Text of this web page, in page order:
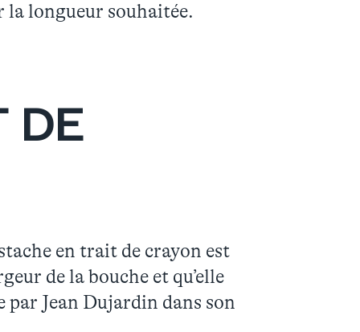
la longueur souhaitée.
DE
en trait de crayon est
de la bouche et qu’elle
par Jean Dujardin dans son